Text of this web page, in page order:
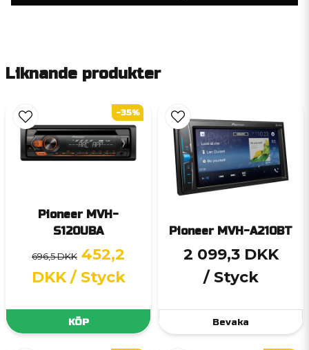
Liknande produkter
Pioneer MVH-
S120UBA
696,5 DKK 452,2
DKK / Styck
KÖP
-35%
Pioneer MVH-A210BT
2 099,3 DKK
/ Styck
Bevaka